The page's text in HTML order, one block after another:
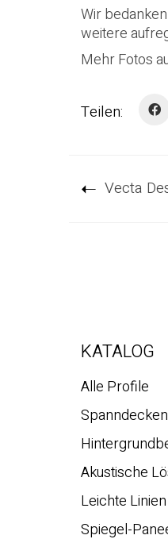
Wir
weitere
Mehr Fotos
Teilen:
Vecta
KATALOG
Alle Profile
Spanndecken
Akustische
Leichte Linien
Spiegel-